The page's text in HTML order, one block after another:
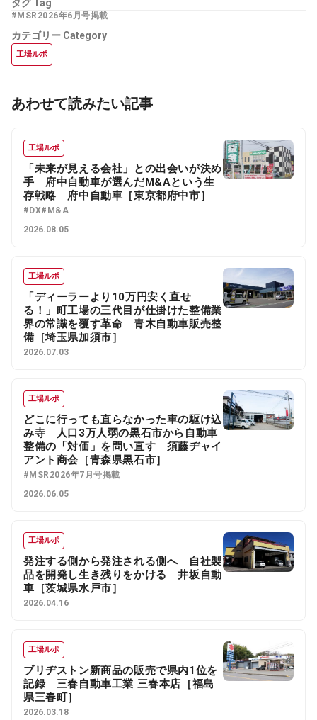
タグ Tag
#MSR2026年6月号掲載
カテゴリー Category
工場ルポ
あわせて読みたい記事
工場ルポ
「未来が見える会社」との出会いが決め
手 府中自動車が選んだM&Aという生
存戦略 府中自動車［東京都府中市］
#DX#M&A
2026.08.05
工場ルポ
「ディーラーより10万円安く直せ
る！」町工場の三代目が仕掛けた整備業
界の常識を覆す革命 青木自動車販売整
備［埼玉県加須市］
2026.07.03
工場ルポ
どこに行っても直らなかった車の駆け込
み寺 人口3万人弱の黒石市から自動車
整備の「対価」を問い直す 須藤ヂャイ
アント商会［青森県黒石市］
#MSR2026年7月号掲載
2026.06.05
工場ルポ
発注する側から発注される側へ 自社製
品を開発し生き残りをかける 井坂自動
車［茨城県水戸市］
2026.04.16
工場ルポ
ブリヂストン新商品の販売で県内1位を
記録 三春自動車工業 三春本店［福島
県三春町］
2026.03.18